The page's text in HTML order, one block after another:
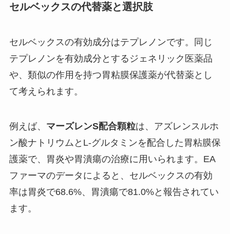
セルベックスの代替薬と選択肢
セルベックスの有効成分はテプレノンです。同じ
テプレノンを有効成分とするジェネリック医薬品
や、類似の作用を持つ胃粘膜保護薬が代替薬とし
て考えられます。
例えば、 マーズレンS配合顆粒は、アズレンスルホ
ン酸ナトリウムとL-グルタミンを配合した胃粘膜保
護薬で、胃炎や胃潰瘍の治療に用いられます。EA
ファーマのデータによると、セルベックスの有効
率は胃炎で68.6%、胃潰瘍で81.0%と報告されてい
ます。